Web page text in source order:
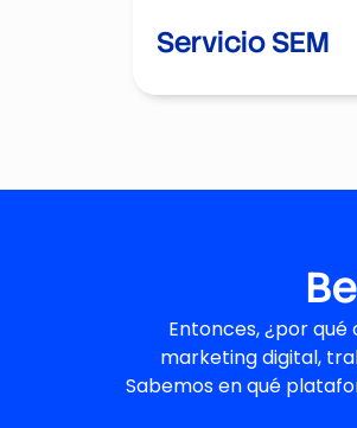
Servicio SEM
Servicio SEM
Entonces, ¿por
marketing digital,
Sabemos en qué